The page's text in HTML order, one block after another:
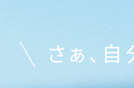
さぁ、